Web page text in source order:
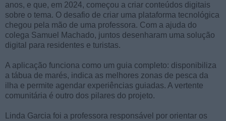
anos, e que, em 2024, começou a criar conteúdos digitais
sobre o tema. O desafio de criar uma plataforma tecnológica
chegou pela mão de uma professora. Com a ajuda do
colega Samuel Machado, juntos desenharam uma solução
digital para residentes e turistas.
A aplicação funciona como um guia completo: disponibiliza
a tábua de marés, indica as melhores zonas de pesca da
ilha e permite agendar experiências guiadas. A vertente
comunitária é outro dos pilares do projeto.
Linda Garcia foi a professora responsável por orientar os